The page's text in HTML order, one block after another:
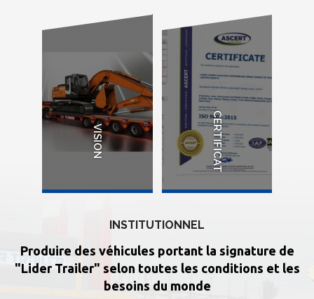
VISION CERTIFICAT
INSTITUTIONNEL
Produire des véhicules portant la signature de
"Lider Trailer" selon toutes les conditions et les
besoins du monde